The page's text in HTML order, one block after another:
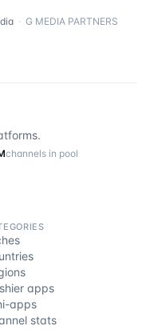
channels in pool
apps
apps
stats
· G MEDIA PARTNERS